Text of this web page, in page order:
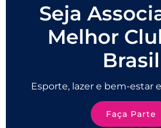
Seja
Melhor
Brasil
Esporte, lazer e bem-estar
Faça Parte